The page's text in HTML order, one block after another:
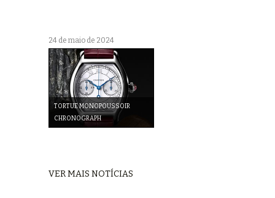
24 de maio de 2024
TORTUE MONOPOUSSOIR
CHRONOGRAPH
VER MAIS NOTÍCIAS